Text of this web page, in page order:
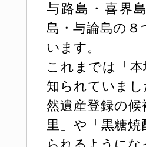
与路島・喜界
島・与論島の
います。
これまでは「
知られていま
然遺産登録の
里」や「黒糖